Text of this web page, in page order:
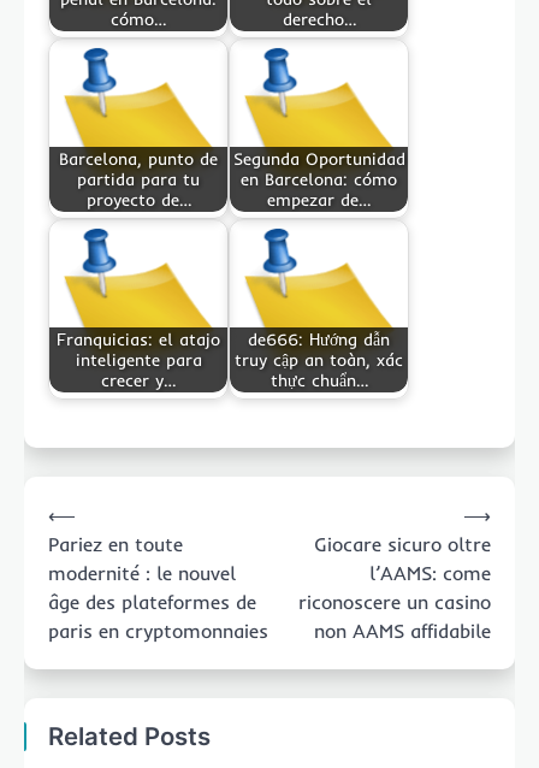
cómo…
derecho…
Barcelona, punto de
partida para tu
proyecto de…
Segunda Oportunidad
en Barcelona: cómo
empezar de…
Franquicias: el atajo
inteligente para
crecer y…
de666: Hướng dẫn
truy cập an toàn, xác
thực chuẩn…
navigation
⟵
Pariez en toute
modernité : le nouvel
âge des plateformes de
paris en cryptomonnaies
Giocare sicuro oltre
l’AAMS: come
riconoscere un casino
non AAMS affidabile
⟶
Related Posts